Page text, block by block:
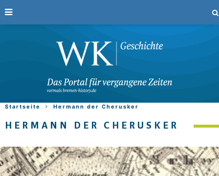
Startseite Hermann der Cherusker
HERMANN DER CHERUSKER